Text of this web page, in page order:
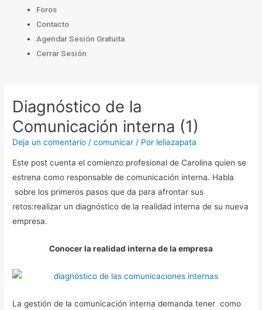
Foros
Contacto
Agendar Sesión Gratuita
Cerrar Sesión
Diagnóstico de la
Comunicación interna (1)
Deja un comentario /comunicar / Por leliazapata
Este post cuenta el comienzo profesional de Carolina quien se
estrena como responsable de comunicación interna. Habla
sobre los primeros pasos que da para afrontar sus
retos:realizar un diagnóstico de la realidad interna de su nueva
empresa.
Conocer la realidad interna de la empresa
La gestión de la comunicación interna demanda tener como
entradas